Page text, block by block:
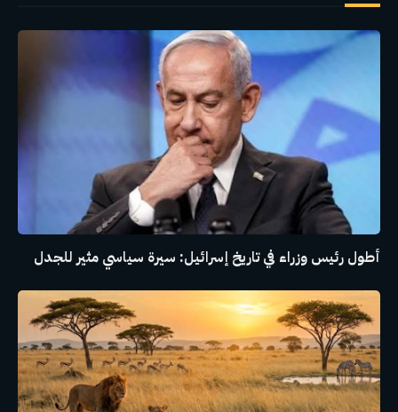
أطول رئيس وزراء في تاريخ إسرائيل: سيرة سياسي مثير للجدل